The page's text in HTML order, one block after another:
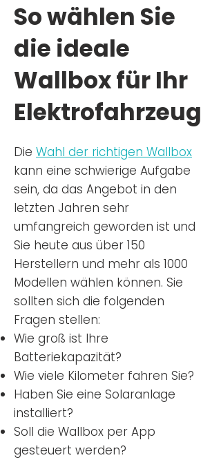
So wählen Sie
die ideale
Wallbox für Ihr
Elektrofahrzeug
Die Wahl der richtigen Wallbox
kann eine schwierige Aufgabe
sein, da das Angebot in den
letzten Jahren sehr
umfangreich geworden ist und
Sie heute aus über 150
Herstellern und mehr als 1000
Modellen wählen können. Sie
sollten sich die folgenden
Fragen stellen:
Wie groß ist Ihre
Batteriekapazität?
Wie viele Kilometer fahren Sie?
Haben Sie eine Solaranlage
installiert?
Soll die Wallbox per App
gesteuert werden?